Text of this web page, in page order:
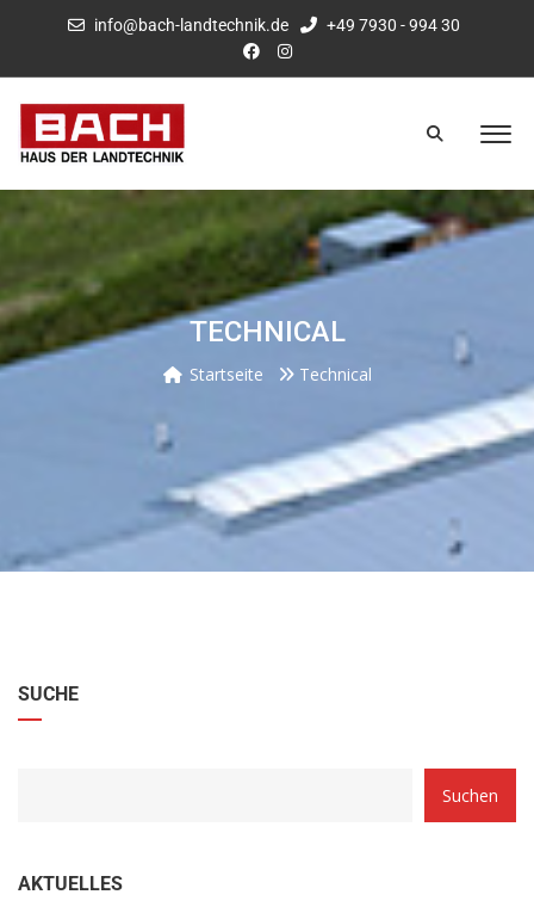
info@bach-landtechnik.de +49 7930 - 994 30
TECHNICAL
Startseite Technical
SUCHE
Suchen
AKTUELLES